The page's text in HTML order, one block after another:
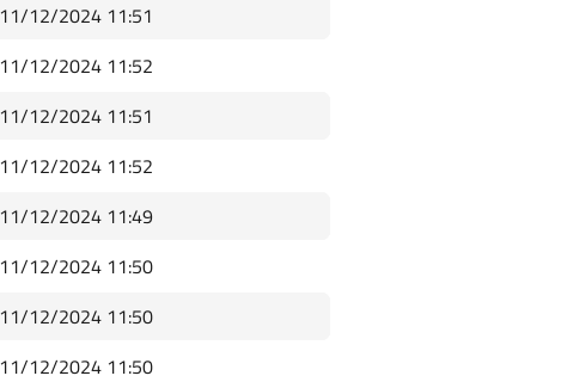
11/12/2024 11:51
11/12/2024 11:52
11/12/2024 11:51
11/12/2024 11:52
11/12/2024 11:49
11/12/2024 11:50
11/12/2024 11:50
11/12/2024 11:50